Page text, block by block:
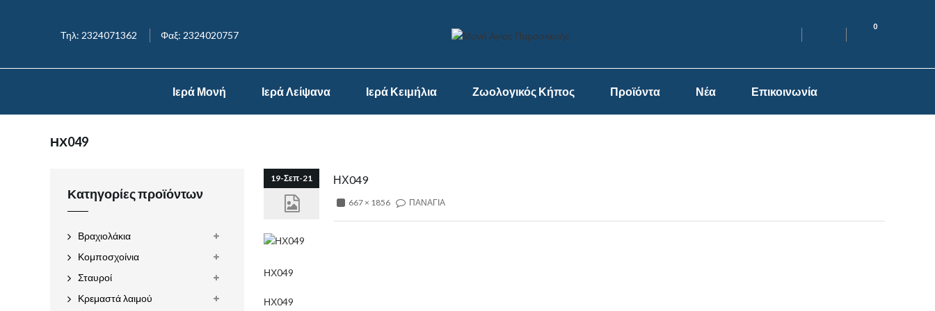
Τηλ: 2324071362 Φαξ: 2324020757
0
Ιερά Μονή Ιερά Λείψανα Ιερά Κειμήλια Ζωολογικός Κήπος Προϊόντα Νέα Επικοινωνία
ΗΧ049
19-Σεπ-21 ΗΧ049
667 × 1856 ΠΑΝΑΓΙΑ
ΗΧ049
ΗΧ049
Κατηγορίες προϊόντων
Βραχιολάκια
Κομποσχοίνια
Σταυροί
Κρεμαστά λαιμού